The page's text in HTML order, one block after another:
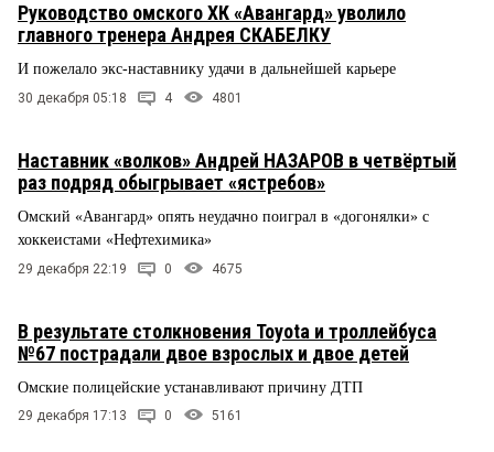
Руководство омского ХК «Авангард» уволило
главного тренера Андрея СКАБЕЛКУ
И пожелало экс-наставнику удачи в дальнейшей карьере
30 декабря 05:18 4 4801
Наставник «волков» Андрей НАЗАРОВ в четвёртый
раз подряд обыгрывает «ястребов»
Омский «Авангард» опять неудачно поиграл в «догонялки» с
хоккеистами «Нефтехимика»
29 декабря 22:19 0 4675
В результате столкновения Toyota и троллейбуса
№67 пострадали двое взрослых и двое детей
Омские полицейские устанавливают причину ДТП
29 декабря 17:13 0 5161